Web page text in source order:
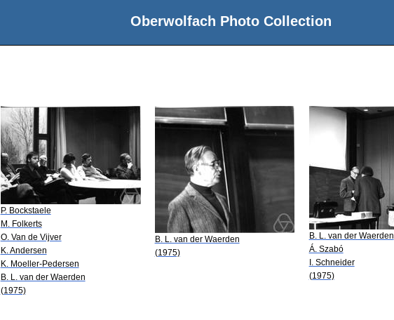
Oberwolfach Photo Collection
P. Bockstaele
M. Folkerts
O. Van de Vijver
K. Andersen
K. Moeller-Pedersen
B. L. van der Waerden
(1975)
B. L. van der Waerden
(1975)
B. L. van der Waerden
Á. Szabó
I. Schneider
(1975)